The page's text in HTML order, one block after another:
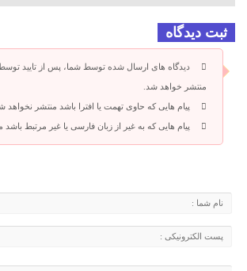
ثبت دیدگاه
دیدگاه های ارسال شده توسط شما، پس از تایید
منتشر خواهد شد.
پیام هایی که حاوی تهمت یا افترا باشد منتشر نخواهد
پیام هایی که به غیر از زبان فارسی یا غیر مرتبط باشد